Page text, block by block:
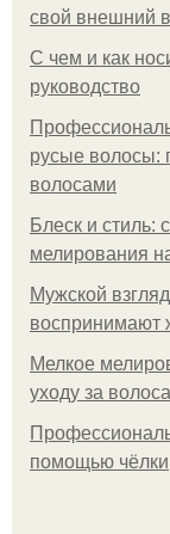
свой внешний
С чем и как
руководство
русые волосы:
волосами
Блеск и
мелирования
Мужской
воспринимают
Мелкое
уходу за
помощью чёлки